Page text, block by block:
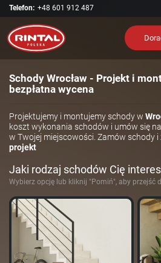
Telefon: +48 601 912 487
Schody Wrocław - Projekt i
bezpłatna wycena
Projektujemy i montujemy schody w
koszt wykonania schodów i umów się
w Twojej miejscowości. Zamów schody i
projekt
Jaki rodzaj schodów Cię
Wybierz opcję lub kliknij "Pomiń", aby przejść